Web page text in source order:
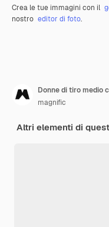
Crea le tue immagini con il
nostro editor di foto.
Donne di tiro medio
magnific
Altri elementi di